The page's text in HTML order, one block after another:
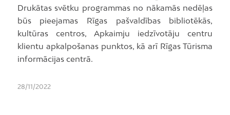
Drukātas svētku programmas no nākamās nedēļas
būs pieejamas Rīgas pašvaldības bibliotēkās,
kultūras centros, Apkaimju iedzīvotāju centru
klientu apkalpošanas punktos, kā arī Rīgas Tūrisma
informācijas centrā.
28/11/2022